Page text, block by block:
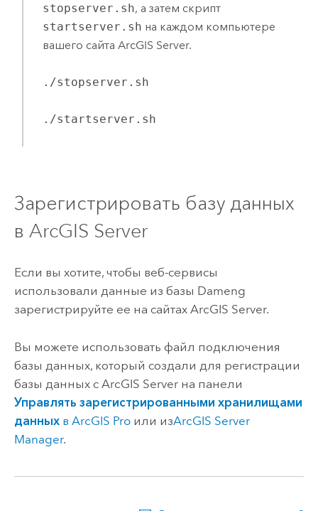
stopserver.sh, а затем скрипт
startserver.sh на каждом компьютере
вашего сайта ArcGIS Server.
./stopserver.sh
./startserver.sh
Зарегистрировать базу данных
в ArcGIS Server
Если вы хотите, чтобы веб-сервисы
использовали данные из базы Dameng
зарегистрируйте ее на сайтах ArcGIS Server.
Вы можете использовать файл подключения
базы данных, который создали для регистрации
базы данных с ArcGIS Serverна панели
Управлять зарегистрированными хранилищами
данныхв ArcGIS Proили изArcGIS Server
Manager.